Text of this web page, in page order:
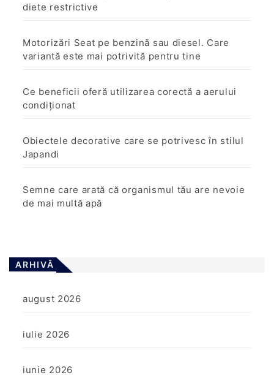
diete restrictive
Motorizări Seat pe benzină sau diesel. Care
variantă este mai potrivită pentru tine
Ce beneficii oferă utilizarea corectă a aerului
condiționat
Obiectele decorative care se potrivesc în stilul
Japandi
Semne care arată că organismul tău are nevoie
de mai multă apă
ARHIVĂ
august 2026
iulie 2026
iunie 2026